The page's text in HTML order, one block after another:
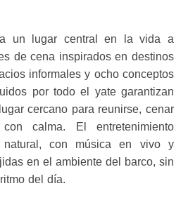
un lugar central en la vida a
de cena inspirados en destinos
informales y ocho conceptos
por todo el yate garantizan
cercano para reunirse, cenar
calma. El entretenimiento
natural, con música en vivo y
en el ambiente del barco, sin
del día.